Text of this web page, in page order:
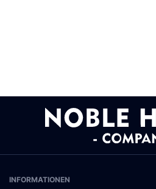
INFORMATIONEN